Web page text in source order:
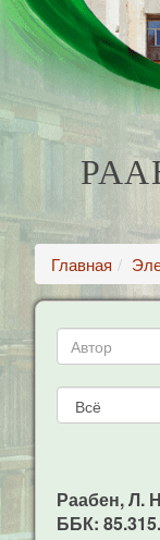
Главная
Раабен, Л.
ББК: